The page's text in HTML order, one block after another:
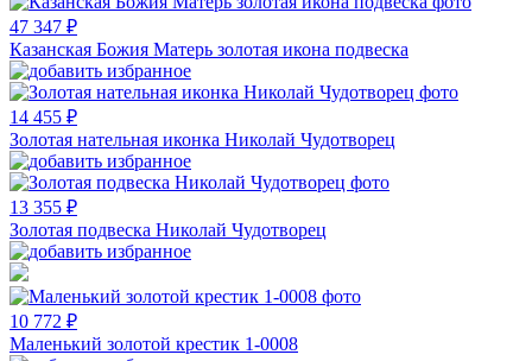
47 347 ₽
Казанская Божия Матерь золотая икона подвеска
14 455 ₽
Золотая нательная иконка Николай Чудотворец
13 355 ₽
Золотая подвеска Николай Чудотворец
10 772 ₽
Маленький золотой крестик 1-0008